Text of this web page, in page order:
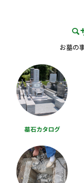
お墓の
墓石カタログ